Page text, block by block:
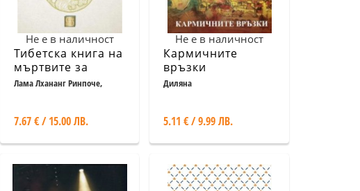
Не е в наличност
Тибетска книга на
мъртвите за
начинаещи
Лама Лхананг Ринпоче,
7.67 € / 15.00 ЛВ.
Не е в наличност
Кармичните
връзки
Диляна
5.11 € / 9.99 ЛВ.